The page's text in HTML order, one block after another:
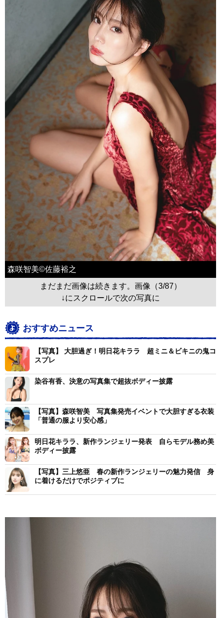
森咲智美©佐藤裕之
まだまだ画像は続きます。画像（3/87）
↓にスクロールで次の写真に
おすすめニュース
【写真】 大胆過ぎ！明日花キララ 超ミニ＆ビキニの鬼コ
スプレ
染谷有香、決意の写真集で超抜ボディー披露
【写真】森咲智美 写真集発売イベントで大胆すぎる衣装
「普通の服より安心感」
明日花キララ、新作ランジェリー発表 自らモデル務め美
ボディー披露
【写真】三上悠亜 春の新作ランジェリーの魅力発信 身
に着けるだけでポジティブに